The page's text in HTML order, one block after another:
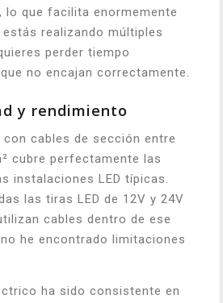
lo que facilita enormemente
realizando múltiples
perder tiempo
no encajan correctamente.
y rendimiento
cables de sección entre
cubre perfectamente las
instalaciones LED típicas.
las tiras LED de 12V y 24V
cables dentro de ese
he encontrado limitaciones
ha sido consistente en